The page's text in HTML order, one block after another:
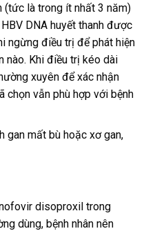
là trong ít nhất 3 năm)
DNA huyết thanh được
ngừng điều trị để phát hiện
nào. Khi điều trị kéo dài
xuyên để xác nhận
chọn vẫn phù hợp với bệnh
gan mất bù hoặc xơ gan,
disoproxil trong
dùng, bệnh nhân nên